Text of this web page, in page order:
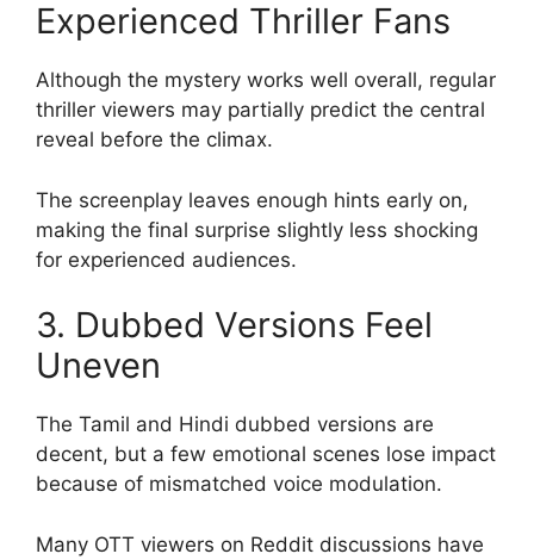
Experienced Thriller Fans
Although the mystery works well overall, regular
thriller viewers may partially predict the central
reveal before the climax.
The screenplay leaves enough hints early on,
making the final surprise slightly less shocking
for experienced audiences.
3. Dubbed Versions Feel
Uneven
The Tamil and Hindi dubbed versions are
decent, but a few emotional scenes lose impact
because of mismatched voice modulation.
Many OTT viewers on Reddit discussions have